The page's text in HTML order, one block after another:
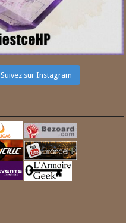
Suivez sur Instagram